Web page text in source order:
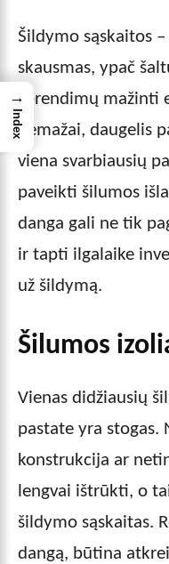
Šildymo sąskaitos
skausmas, ypač
sprendimų mažinti
nemažai, daugelis
viena svarbiausių
paveikti šilumos
danga gali ne tik
ir tapti ilgalaike
už šildymą.
Šilumos
Vienas didžiausių
pastate yra stogas.
konstrukcija ar
lengvai ištrūkti, o
šildymo sąskaitas.
dangą, būtina
→
Index